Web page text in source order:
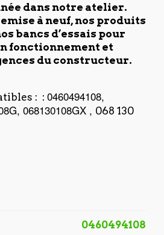
dans notre atelier.
à neuf, nos produits
bancs d’essais pour
fonctionnement et
du constructeur.
: : 0460494108,
068130108GX , 068 130
0460494108